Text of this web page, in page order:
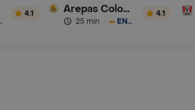
4.1 Arepas Colombianas Premium
25 min · ENVÍO GRATIS
4.1